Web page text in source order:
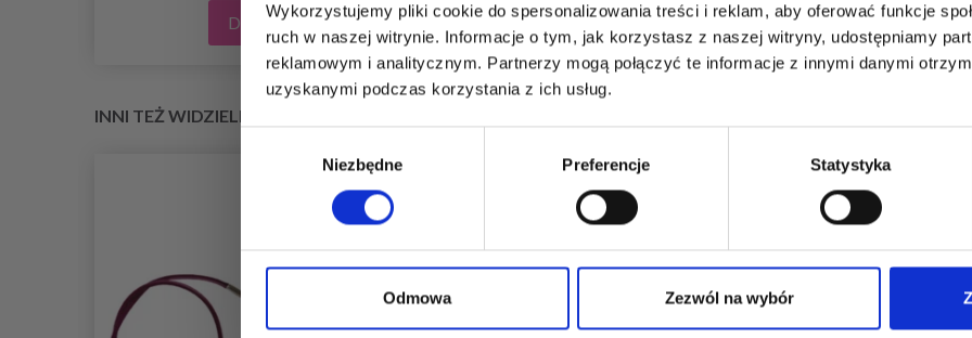
Wykorzystujemy pliki cookie do spersonalizowania treści i reklam, aby oferować funkcje
ruch w naszej witrynie. Informacje o tym, jak korzystasz z naszej witryny, udostępniamy
reklamowym i analitycznym. Partnerzy mogą połączyć te informacje z innymi danymi
uzyskanymi podczas korzystania z ich usług.
Niezbędne Preferencje Statystyka
Odmowa Zezwól na wybór
Dodaj do koszyka Dodaj do koszyka
INNI TEŻ WIDZIELI
Stań się częścią naszej społeczności
miłośników włóczek i uzyskaj wyłączny
dostęp do inspirujących wzorów na druty i
Tak, zapisz mnie!
Nie, dziękuję